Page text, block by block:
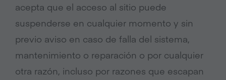
acepta que el acceso al sitio puede
suspenderse en cualquier momento y sin
previo aviso en caso de falla del sistema,
mantenimiento o reparación o por cualquier
otra razón, incluso por razones que escapan